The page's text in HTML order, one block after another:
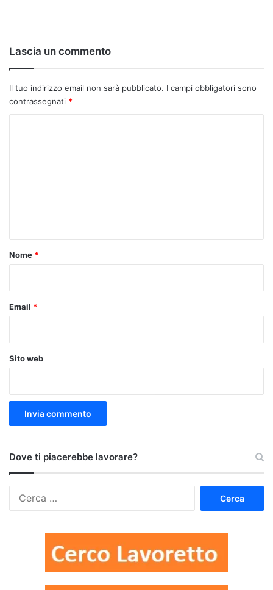
Lascia un commento
Il tuo indirizzo email non sarà pubblicato. I campi obbligatori sono
contrassegnati *
o
Nome *
Email *
Sito web
Dove ti piacerebbe lavorare?